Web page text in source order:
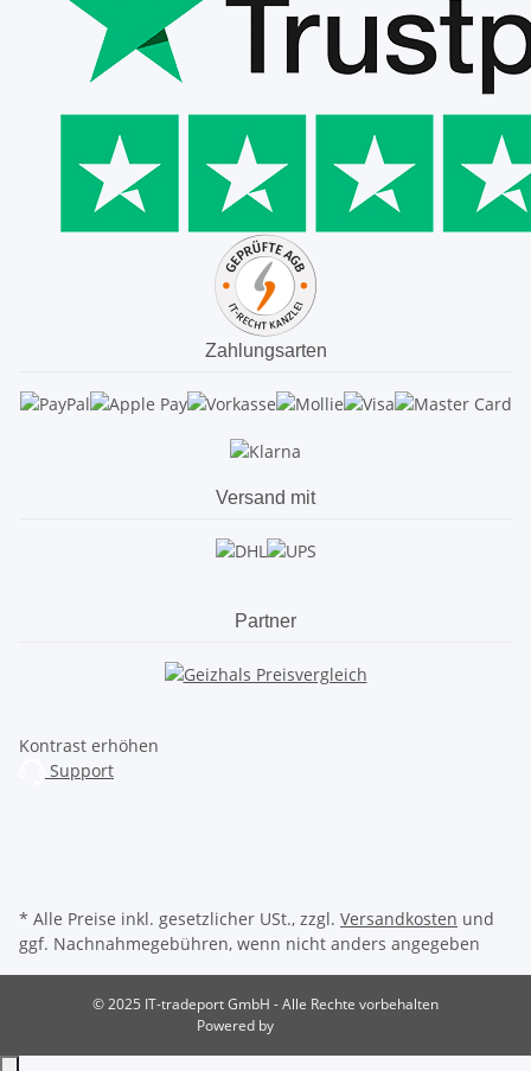
Zahlungsarten
Versand mit
Partner
Kontrast erhöhen
Support
* Alle Preise inkl. gesetzlicher USt., zzgl. Versandkosten und
ggf. Nachnahmegebühren, wenn nicht anders angegeben
© 2025 IT-tradeport GmbH - Alle Rechte vorbehalten
Powered by